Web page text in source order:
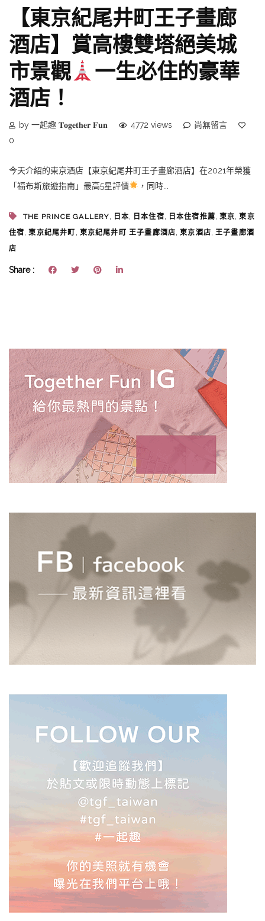
【東京紀尾井町王子畫廊
酒店】賞高樓雙塔絕美城
市景觀
一生必住的豪華
酒店！
by 一起趣 𝐓𝐨𝐠𝐞𝐭𝐡𝐞𝐫 𝐅𝐮𝐧 4772 views
尚無留言
0
今天介紹的東京酒店【東京紀尾井町王子畫廊酒店】在2021年榮獲
「福布斯旅遊指南」最高5星評價
，同時...
THE PRINCE GALLERY 日本 日本住宿 日本住宿推薦 ,東京 ,東京
住宿 ,東京紀尾井町 東京紀尾井町 王子畫廊酒店 ,東京酒店 ,王子畫廊酒
店
Share :